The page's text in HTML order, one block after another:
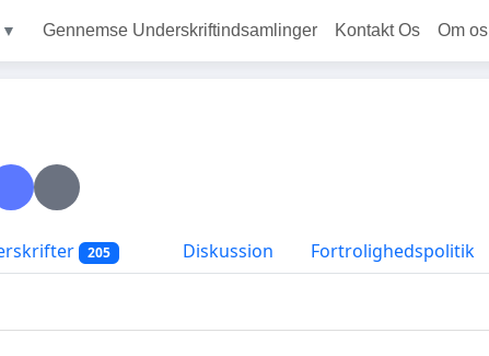
▼ Gennemse Underskriftindsamlinger Kontakt Os Om os
205 Diskussion Fortrolighedspolitik